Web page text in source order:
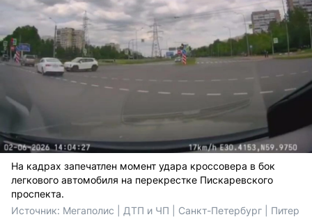
На кадрах запечатлен момент удара кроссовера в бок
легкового автомобиля на перекрестке Пискаревского
проспекта.
Источник: Мегаполис | ДТП и ЧП | Санкт-Петербург | Питер